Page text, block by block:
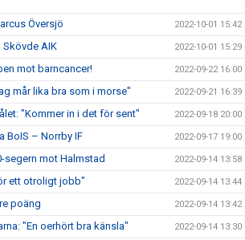
Översjö 2022-10-01 15:42
Skövde AIK 2022-10-01 15:29
mot barncancer! 2022-09-22 16:00
mår lika bra som i morse" 2022-09-21 16:39
"Kommer in i det för sent" 2022-09-18 20:00
BoIS – Norrby IF 2022-09-17 19:00
segern mot Halmstad 2022-09-14 13:58
ett otroligt jobb" 2022-09-14 13:44
poäng 2022-09-14 13:42
"En oerhört bra känsla" 2022-09-14 13:30